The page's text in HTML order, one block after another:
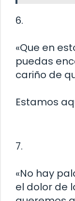
6.
«Que en
puedas
cariño de
Estamos
7.
«No hay
el dolor de